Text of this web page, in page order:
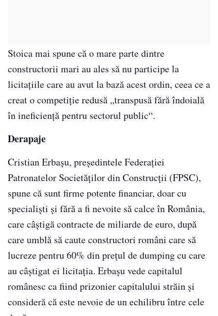
Stoica mai spune că o mare parte dintre
constructorii mari au ales să nu participe la
licitaţiile care au avut la bază acest ordin, ceea ce a
creat o competiţie redusă „transpusă fără îndoială
în ineficienţă pentru sectorul public“.
Derapaje
Cristian Erbaşu, preşedintele Federaţiei
Patronatelor Societăţilor din Construcţii (FPSC),
spune că sunt firme potente financiar, doar cu
specialişti şi fără a fi nevoite să calce în România,
care câştigă contracte de miliarde de euro, după
care umblă să caute constructori români care să
lucreze pentru 60% din preţul de dumping cu care
au câştigat ei licitaţia. Erbaşu vede capitalul
românesc ca fiind prizonier capitalului străin şi
consideră că este nevoie de un echilibru între cele